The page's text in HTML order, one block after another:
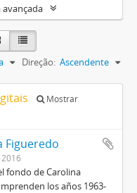
avançada
Direção: Ascendente
Mostrar
Figueredo
fondo de Carolina
los años 1963-